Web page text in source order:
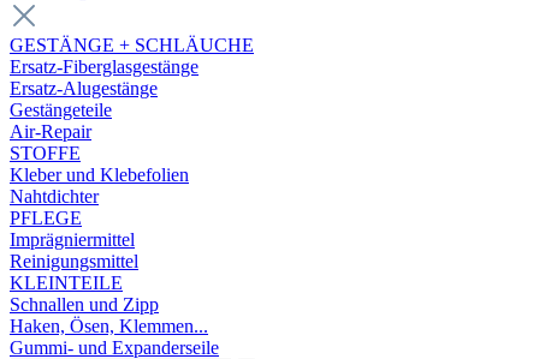
GESTÄNGE + SCHLÄUCHE
Ersatz-Fiberglasgestänge
Ersatz-Alugestänge
Gestängeteile
Air-Repair
STOFFE
Kleber und Klebefolien
Nahtdichter
PFLEGE
Imprägniermittel
Reinigungsmittel
KLEINTEILE
Schnallen und Zipp
Haken, Ösen, Klemmen...
Gummi- und Expanderseile